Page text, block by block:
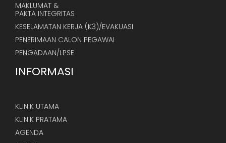
MAKLUMAT &
PAKTA INTEGRITAS
KESELAMATAN KERJA (K3)/EVAKUASI
PENERIMAAN CALON PEGAWAI
PENGADAAN/LPSE
INFORMASI
KLINIK UTAMA
KLINIK PRATAMA
AGENDA